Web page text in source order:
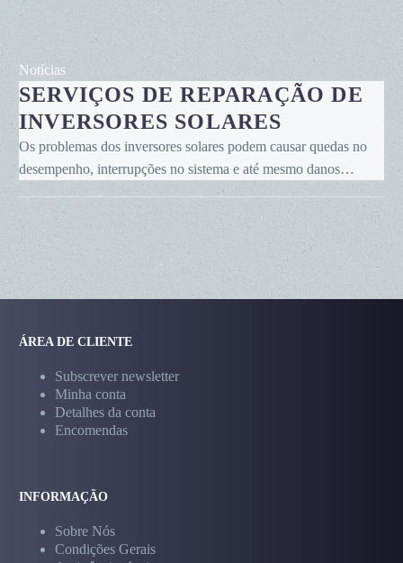
Serviços
de
reparação
inversores
solares
Notícias
SERVIÇOS DE REPARAÇÃO DE
INVERSORES SOLARES
Os problemas dos inversores solares podem causar quedas no
desempenho, interrupções no sistema e até mesmo danos…
ÁREA DE CLIENTE
Subscrever newsletter
Minha conta
Detalhes da conta
Encomendas
INFORMAÇÃO
Sobre Nós
Condições Gerais